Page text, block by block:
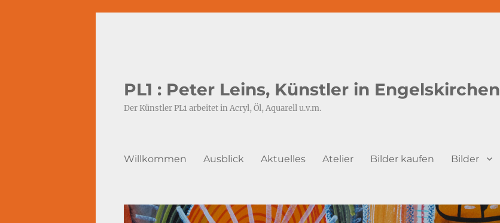
PL1 : Peter Leins, Künstler in Engelskirchen
Der Künstler PL1 arbeitet in Acryl, Öl, Aquarell u.v.m.
Willkommen Ausblick Aktuelles Atelier Bilder kaufen Bilder